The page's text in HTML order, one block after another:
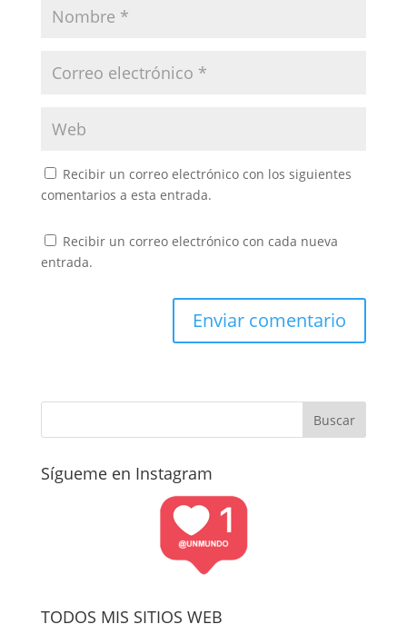
Recibir un correo electrónico con los siguientes
comentarios a esta entrada.
Recibir un correo electrónico con cada nueva
entrada.
Sígueme en Instagram
TODOS MIS SITIOS WEB